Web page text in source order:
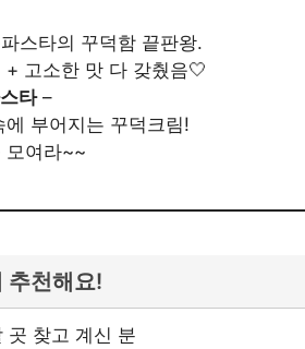
스타의 꾸덕함 끝판왕.
+ 고소한 맛 다 갖췄음🤍
타–
에 부어지는 꾸덕크림!
모여라~~
추천해요!
곳 찾고 계신 분